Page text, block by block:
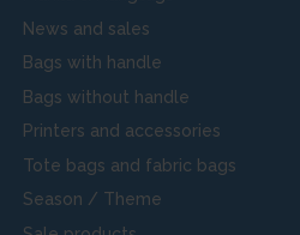
News and sales
Bags with handle
Bags without handle
Printers and accessories
Tote bags and fabric bags
Season / Theme